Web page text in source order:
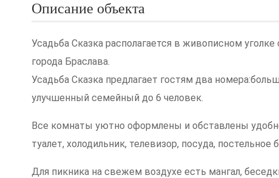
Описание объекта
Усадьба Сказка располагается в живописном
города Браслава.
Усадьба Сказка предлагает гостям два
улучшенный семейный до 6 человек.
Все комнаты уютно оформлены и обставлены
туалет, холодильник, телевизор, посуда, постельное
Для пикника на свежем воздухе есть мангал,